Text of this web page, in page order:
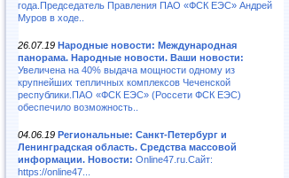
года.Председатель Правления ПАО «ФСК ЕЭС» Андрей
Муров в ходе..
26.07.19 Народные новости: Международная
панорама. Народные новости. Ваши новости:
Увеличена на 40% выдача мощности одному из
крупнейших тепличных комплексов Чеченской
республики.ПАО «ФСК ЕЭС» (Россети ФСК ЕЭС)
обеспечило возможность..
04.06.19 Региональные: Санкт-Петербург и
Ленинградская область. Средства массовой
информации. Новости: Online47.ru.Сайт:
https://online47...